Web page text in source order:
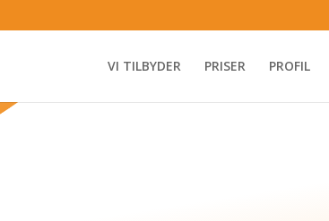
VI TILBYDER PRISER PROFIL